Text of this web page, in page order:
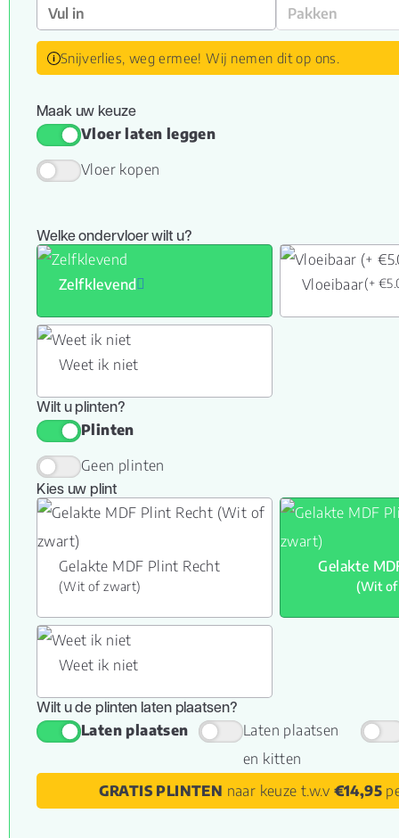
Snijverlies, weg ermee! Wij nemen dit op ons.
Maak uw keuze
Vloer laten leggen
Vloer kopen
Welke ondervloer wilt u?
Zelfklevend Vloeibaar(+
Weet ik niet
Wilt u plinten?
Plinten
Geen plinten
Kies uw plint
Gelakte MDF Plint Recht
(Wit of zwart)
Gelakte
(Wit
Weet ik niet
Wilt u de plinten laten plaatsen?
Laten plaatsen
Laten plaatsen
en kitten
GRATIS PLINTEN naar keuze t.w.v €14,95